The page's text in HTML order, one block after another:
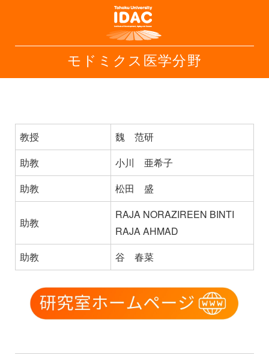
モドミクス医学分野
教授
魏 范研
助教
小川 亜希子
助教
松田 盛
助教
RAJA NORAZIREEN BINTI
RAJA AHMAD
助教
谷 春菜